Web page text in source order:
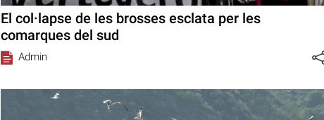
El col·lapse de les brosses esclata per les
comarques del sud
Admin